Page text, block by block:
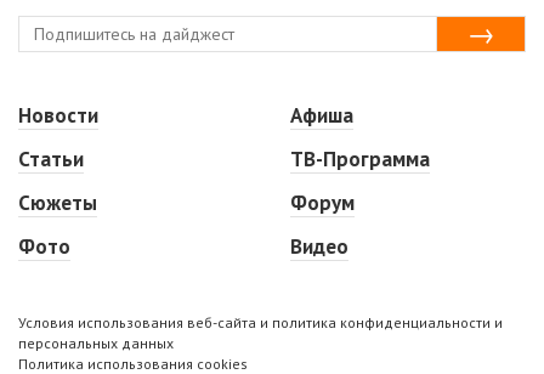
Новости
Статьи
Сюжеты
Фото
Афиша
ТВ-Программа
Форум
Видео
Условия использования веб-сайта и политика конфиденциальности и
персональных данных
Политика использования cookies